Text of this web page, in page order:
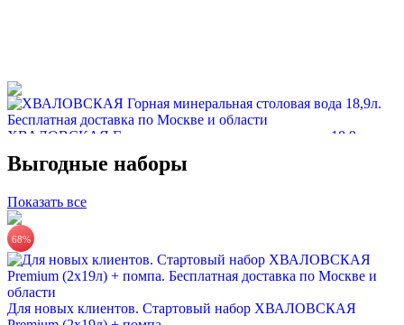
ХВАЛОВСКАЯ Горная минеральная столовая вода 18,9л
735 руб.
Выгодные наборы
Показать все
68%
Для новых клиентов. Стартовый набор ХВАЛОВСКАЯ